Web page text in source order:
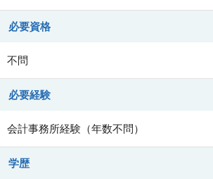
必要資格
不問
必要経験
会計事務所経験（年数不問）
学歴